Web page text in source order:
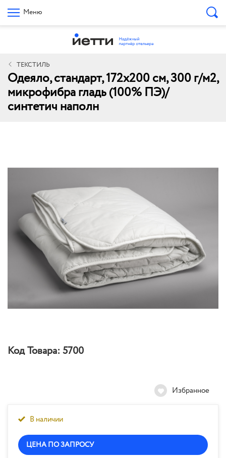
Меню
ТЕКСТИЛЬ
Одеяло, стандарт, 172х200 см, 300 г/м2,
микрофибра гладь (100% ПЭ)/
синтетич наполн
Код Товара: 5700
Избранное
В наличии
ЦЕНА ПО ЗАПРОСУ